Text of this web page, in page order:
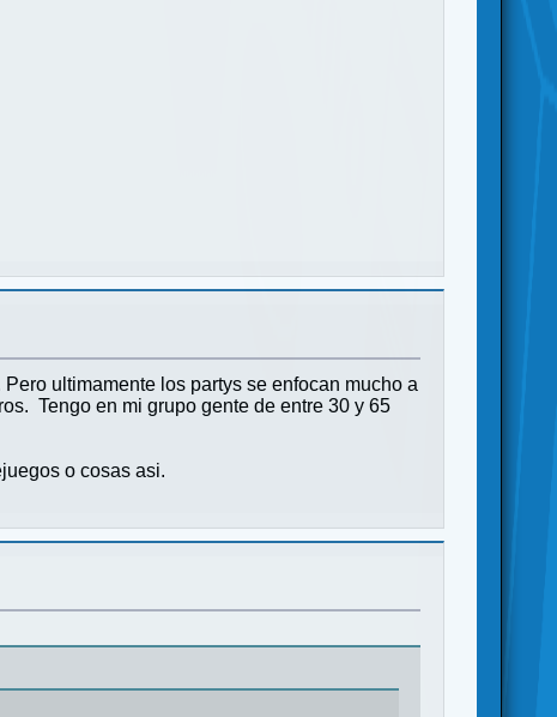
ultimamente los partys se enfocan mucho a
Tengo en mi grupo gente de entre 30 y 65
o cosas asi.